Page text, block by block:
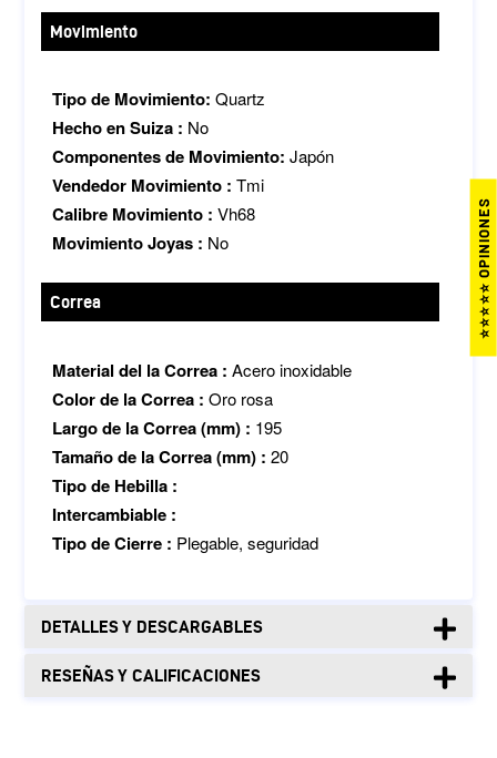
Movimiento
Tipo de Movimiento:Quartz
Hecho en Suiza : No
Componentes de Movimiento:Japón
Vendedor Movimiento :Tmi
Calibre Movimiento :Vh68
Movimiento Joyas : No
Correa
Material del la Correa :Acero inoxidable
Color de la Correa :Oro rosa
Largo de la Correa (mm) : 195
Tamaño de la Correa (mm) :20
Tipo de Hebilla :
Intercambiable :
Tipo de Cierre : Plegable, seguridad
DETALLES Y DESCARGABLES
RESEÑAS Y CALIFICACIONES
⭐⭐⭐⭐⭐ OPINIONES